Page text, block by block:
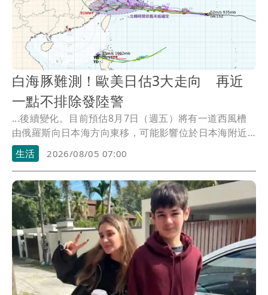
白海豚難測！歐美日估3大走向 再近
一點不排除發陸警
...後續變化。目前預估8月7日（週五）將有一道西風槽
由俄羅斯向日本海方向東移，可能影響位於日本海附近
的副...
生活 2026/08/05 07:00